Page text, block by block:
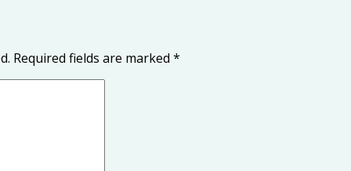
Required fields are marked *